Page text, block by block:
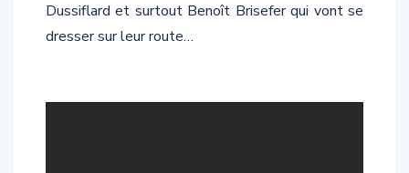
Dussiflard et surtout Benoît Brisefer qui vont se
dresser sur leur route…